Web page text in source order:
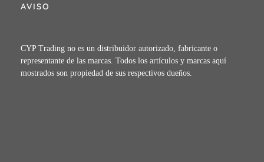
AVISO
CYP Trading no es un distribuidor autorizado, fabricante o
representante de las marcas. Todos los artículos y marcas aquí
mostrados son propiedad de sus respectivos dueños.